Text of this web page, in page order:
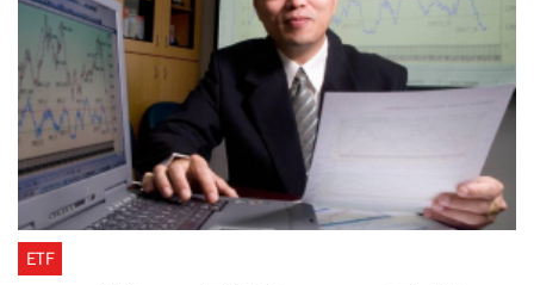
到調查局時，則是不顧調查員的攔阻，拿著一張字條對場外媒體大
喊「政治干預司法、司法干預初選！」對此，總統賴清德面對媒體
記者詢問時，並沒有任何回應。
ETF